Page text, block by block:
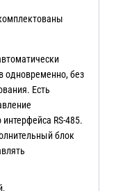
одновременно, без
Есть
RS-485.
блок